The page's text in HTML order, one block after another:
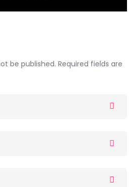
be published. Required fields are